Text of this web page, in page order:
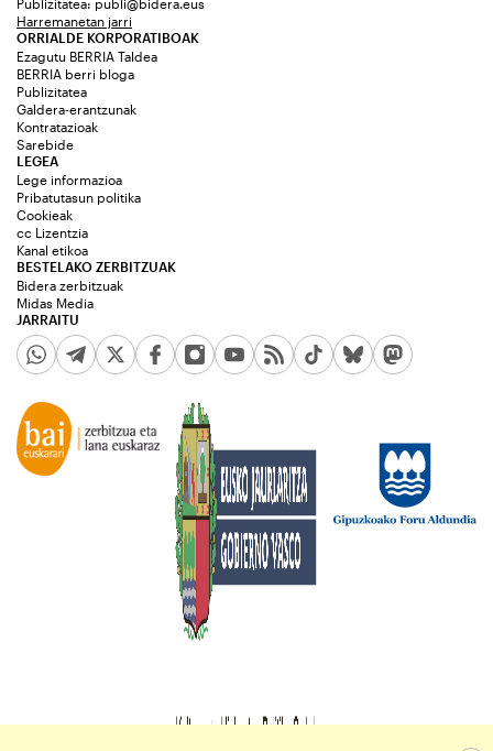
Harremanetan jarri
ORRIALDE KORPORATIBOAK
Ezagutu BERRIA Taldea
BERRIA berri bloga
Publizitatea
Galdera-erantzunak
Kontratazioak
Sarebide
JARRAITU
LEGEA
Lege informazioa
Pribatutasun politika
Cookieak
cc Lizentzia
Kanal etikoa
BESTELAKO ZERBITZUAK
Bidera zerbitzuak
Midas Media